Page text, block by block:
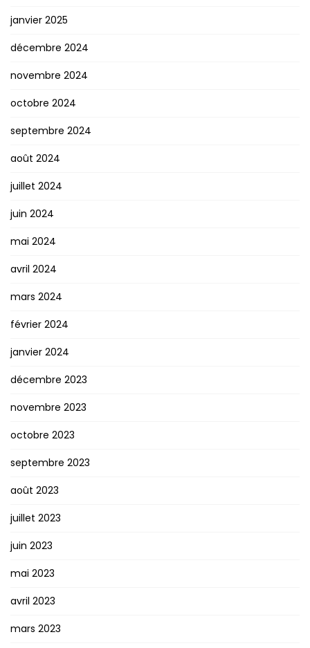
janvier 2025
décembre 2024
novembre 2024
octobre 2024
septembre 2024
août 2024
juillet 2024
juin 2024
mai 2024
avril 2024
mars 2024
février 2024
janvier 2024
décembre 2023
novembre 2023
octobre 2023
septembre 2023
août 2023
juillet 2023
juin 2023
mai 2023
avril 2023
mars 2023